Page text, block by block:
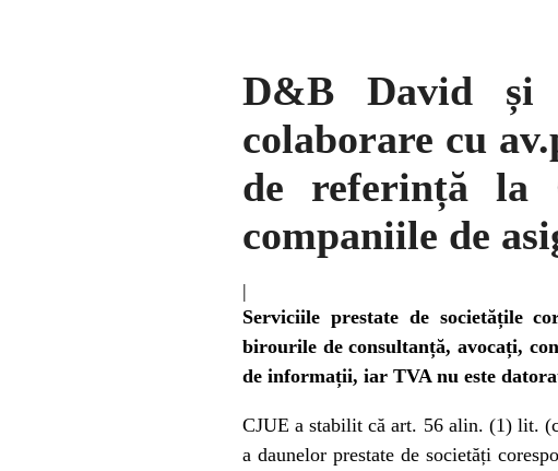
D&B David și
colaborare cu
de referință la
companiile de
|
Serviciile prestate de societățile
birourile de consultanță, avocați,
de informații, iar TVA nu este
CJUE a stabilit că art. 56 alin. (1) lit.
a daunelor prestate de societăți